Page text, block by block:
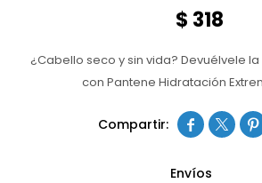
$ 318
¿Cabello seco y sin vida? Devuélvele
con Pantene Hidratación
  
Envíos